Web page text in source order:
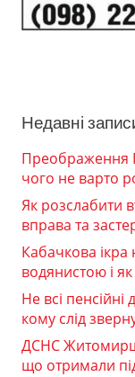
Недавні
Преображення
чого не варто
Як розслабити
вправа та
Кабачкова
водянистою і
Не всі
кому слід
ДСНС
що отримали